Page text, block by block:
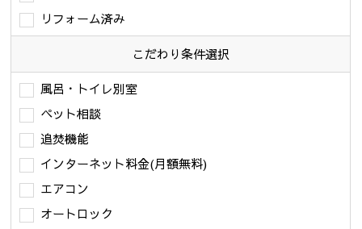
リフォーム済み
こだわり条件選択
風呂・トイレ別室
ペット相談
追焚機能
インターネット料金(月額無料)
エアコン
オートロック